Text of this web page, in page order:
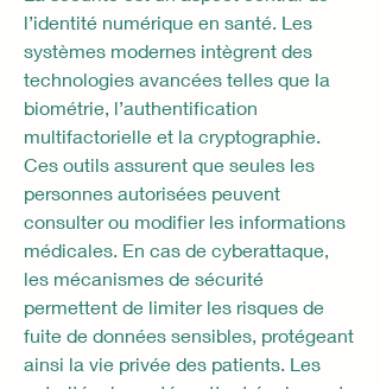
l’identité numérique en santé. Les
systèmes modernes intègrent des
technologies avancées telles que la
biométrie, l’authentification
multifactorielle et la cryptographie.
Ces outils assurent que seules les
personnes autorisées peuvent
consulter ou modifier les informations
médicales. En cas de cyberattaque,
les mécanismes de sécurité
permettent de limiter les risques de
fuite de données sensibles, protégeant
ainsi la vie privée des patients. Les